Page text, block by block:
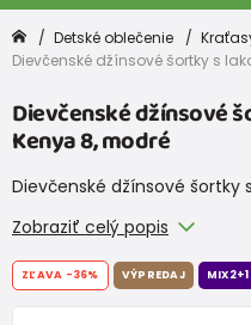
Detské oblečenie
Dievčenské džínsové šortky s
Dievčenské džínsové
Kenya 8, modré
Dievčenské džínsové šortky
Zobraziť celý popis
ZĽAVA -36% VÝPREDAJ MIX2+1